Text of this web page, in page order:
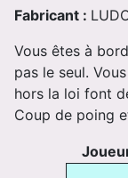
Fabricant :
Vous êtes à
pas le seul.
hors la loi font
Coup de poing